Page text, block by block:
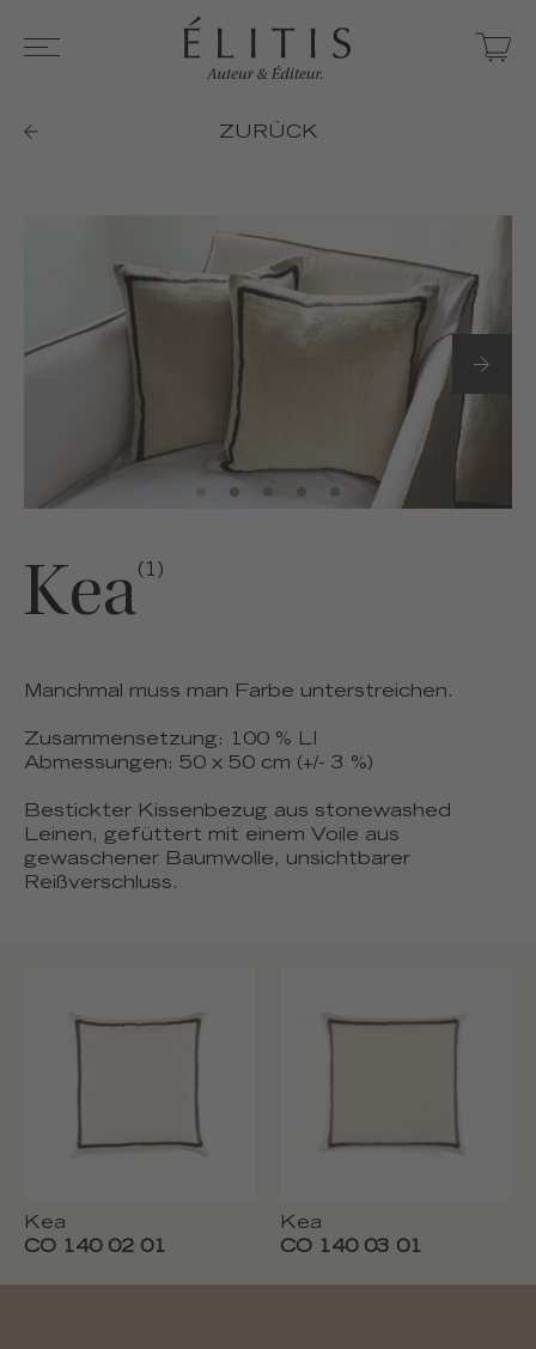
ZURÜCK
Kea(1)
Manchmal muss man Farbe unterstreichen.
Zusammensetzung: 100 % LI
Abmessungen: 50 x 50 cm (+/- 3 %)
Bestickter Kissenbezug aus stonewashed
Leinen, gefüttert mit einem Voile aus
gewaschener Baumwolle, unsichtbarer
Reißverschluss.
Kea
CO 140 02 01
Kea
CO 140 03 01